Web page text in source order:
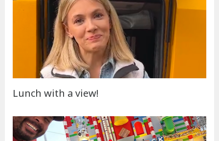
Lunch with a view!